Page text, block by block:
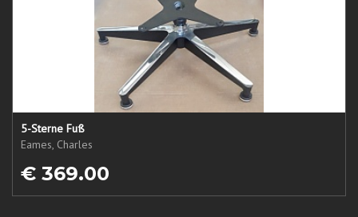
5-Sterne Fuß
Eames, Charles
€ 369.00